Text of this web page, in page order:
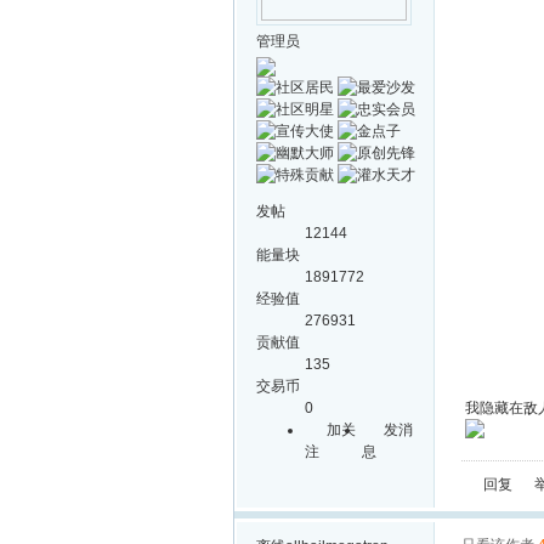
管理员
发帖
12144
能量块
1891772
经验值
276931
贡献值
135
交易币
0
加关
注
发消
息
我隐藏在
回复